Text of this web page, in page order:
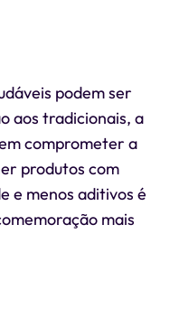
podem ser
aos tradicionais, a
comprometer a
produtos com
e menos aditivos é
mais